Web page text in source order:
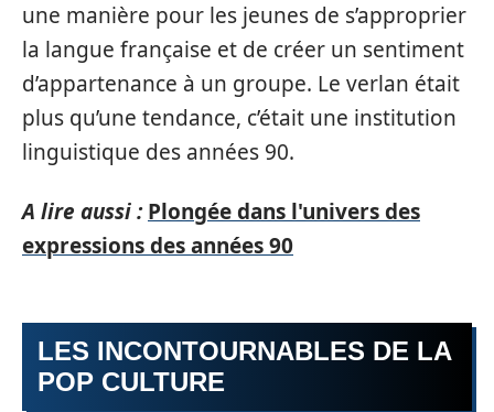
une manière pour les jeunes de s’approprier
la langue française et de créer un sentiment
d’appartenance à un groupe. Le verlan était
plus qu’une tendance, c’était une institution
linguistique des années 90.
A lire aussi : Plongée dans l'univers des
expressions des années 90
LES INCONTOURNABLES DE LA
POP CULTURE